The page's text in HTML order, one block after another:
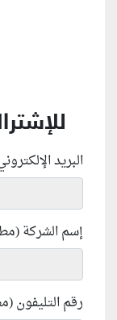
البريد
إسم الشركة
رقم التليفون